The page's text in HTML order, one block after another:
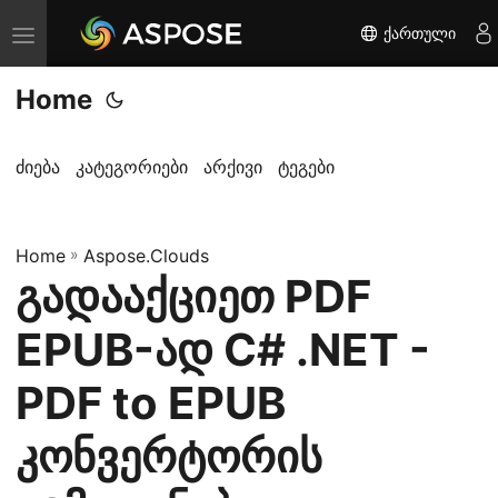
T
o
g
l
a
v
i
g
t
o
ქართული
Home
ძიება კატეგორიები არქივი ტეგები
Home » Aspose.Clouds
გადააქციეთ PDF
EPUB-ად C# .NET -
PDF to EPUB
კონვერტორის